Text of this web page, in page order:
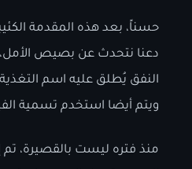
حسناً، بعد هذه المقدمة
دعنا نتحدث عن بصيص الأمل،
ويتم أيضا استخدم تسمية
منذ فتره ليست بالقصيرة،